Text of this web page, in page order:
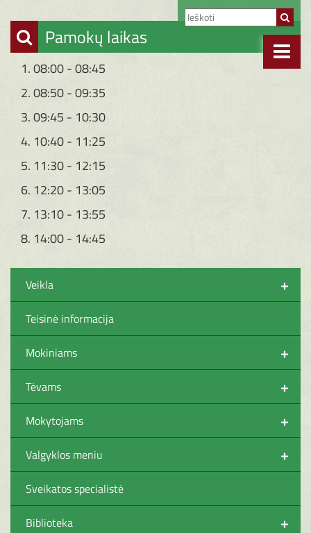
Pamokų laikas
1. 08:00 - 08:45
2. 08:50 - 09:35
3. 09:45 - 10:30
4. 10:40 - 11:25
5. 11:30 - 12:15
6. 12:20 - 13:05
7. 13:10 - 13:55
8. 14:00 - 14:45
+
Veikla
Teisinė informacija
+
Mokiniams
+
Tėvams
+
Mokytojams
+
Valgyklos meniu
Sveikatos specialistė
+
Biblioteka